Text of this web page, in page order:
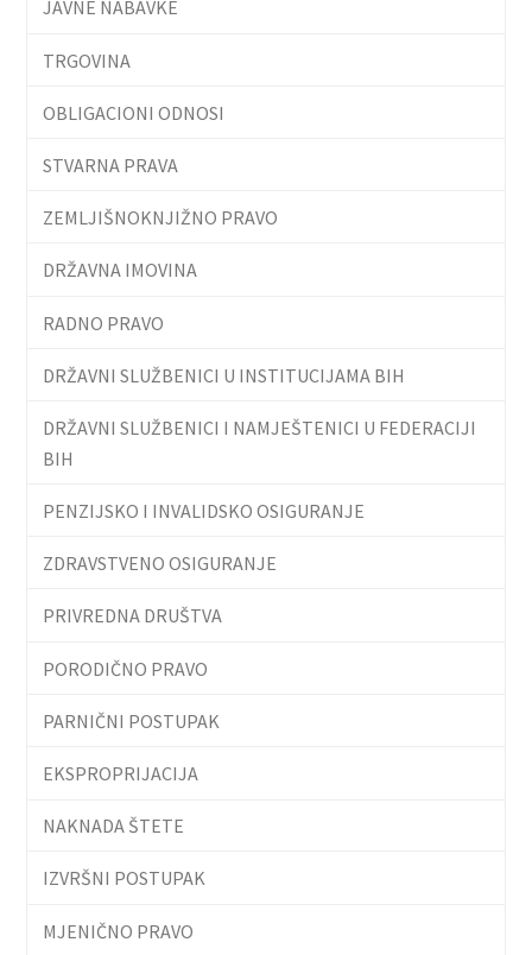
JAVNE NABAVKE
TRGOVINA
OBLIGACIONI ODNOSI
STVARNA PRAVA
ZEMLJIŠNOKNJIŽNO PRAVO
DRŽAVNA IMOVINA
RADNO PRAVO
DRŽAVNI SLUŽBENICI U INSTITUCIJAMA BIH
DRŽAVNI SLUŽBENICI I NAMJEŠTENICI U FEDERACIJI
BIH
PENZIJSKO I INVALIDSKO OSIGURANJE
ZDRAVSTVENO OSIGURANJE
PRIVREDNA DRUŠTVA
PORODIČNO PRAVO
PARNIČNI POSTUPAK
EKSPROPRIJACIJA
NAKNADA ŠTETE
IZVRŠNI POSTUPAK
MJENIČNO PRAVO